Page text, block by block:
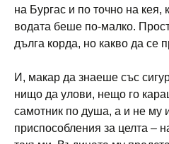
на Бургас и по точно на кея,
водата беше по-малко.
дълга корда, но какво да се
И, макар да знаеше със
нищо да улови, нещо го
самотник по душа, а и не му
приспособления за целта –